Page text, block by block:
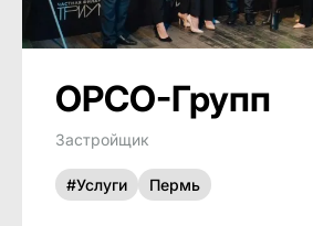
ОРСО-Групп
Застройщик
#Услуги Пермь